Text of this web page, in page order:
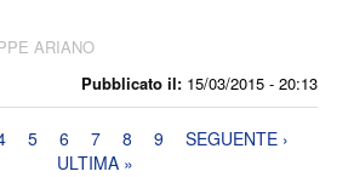
Pubblicato il: 15/03/2015 - 20:13
ARIANO
5 6 7 8 9
SEGUENTE ›
ULTIMA »